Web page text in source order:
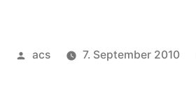
Veröffentlicht
acs 7. September 2010